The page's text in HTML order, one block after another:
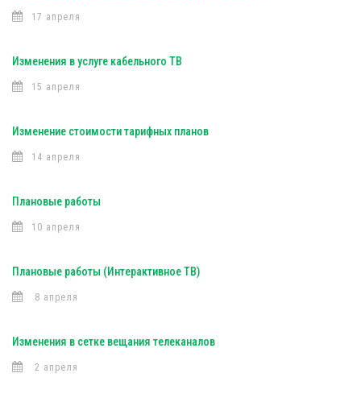
17 апреля
Изменения в услуге кабельного ТВ
15 апреля
Изменение стоимости тарифных планов
14 апреля
Плановые работы
10 апреля
Плановые работы (Интерактивное ТВ)
8 апреля
Изменения в сетке вещания телеканалов
2 апреля